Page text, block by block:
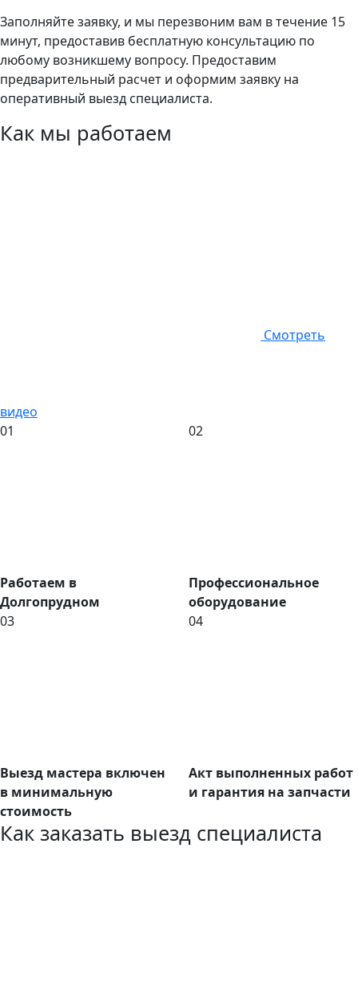
Заполняйте заявку, и мы перезвоним вам в течение 15
минут, предоставив бесплатную консультацию по
любому возникшему вопросу. Предоставим
предварительный расчет и оформим заявку на
оперативный выезд специалиста.
Как мы работаем
Смотреть
видео
01
Работаем в
Долгопрудном
02
Профессиональное
оборудование
03
Выезд мастера включен
в минимальную
стоимость
04
Акт выполненных работ
и гарантия на запчасти
Как заказать выезд специалиста